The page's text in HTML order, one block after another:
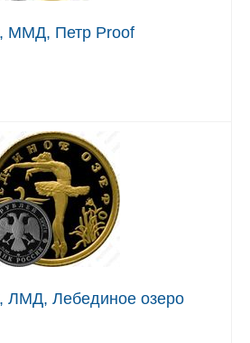
ММД, Петр Proof
ЛМД, Лебединое озеро